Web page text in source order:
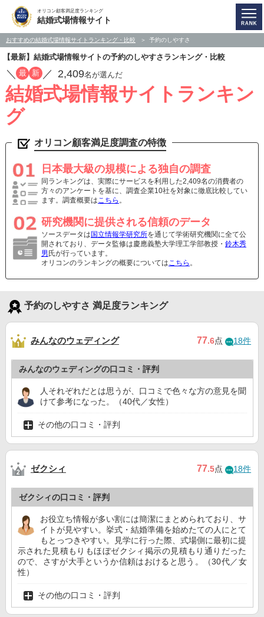
オリコン顧客満足度ランキング
結婚式場情報サイト
おすすめの結婚式場情報サイトランキング・比較 予約のしやすさ
【最新】結婚式場情報サイトの予約のしやすさランキング・比較
／ 最 新 ／ 2,409名が選んだ
結婚式場情報サイトランキン
グ
オリコン顧客満足度調査の特徴
日本最大級の規模による独自の調査
同ランキングは、実際にサービスを利用した2,409名の消費者の
方々のアンケートを基に、調査企業10社を対象に徹底比較してい
ます。調査概要はこちら 。
研究機関に提供される信頼のデータ
ソースデータは 国立情報学研究所を通じて学術研究機関に全て公
開されており、データ監修は慶應義塾大学理工学部教授・ 鈴木秀
男 氏が行っています。
オリコンのランキングの概要についてはこちら 。
予約のしやすさ 満足度ランキング
みんなのウェディング 77.6点 18件
みんなのウェディングの口コミ・評判
人それぞれだとは思うが、口コミで色々な方の意見を聞
けて参考になった。（40代／女性）
その他の口コミ・評判
ゼクシィ 77.5点 18件
ゼクシィの口コミ・評判
お役立ち情報が多い割には簡潔にまとめられており、サ
イトが見やすい。挙式・結婚準備を始めたての人にとて
もとっつきやすい。見学に行った際、式場側に最初に提
示された見積もりもほぼゼクシィ掲示の見積もり通りだった
ので、さすが大手というか信頼はおけると思う。（30代／女
性）
その他の口コミ・評判